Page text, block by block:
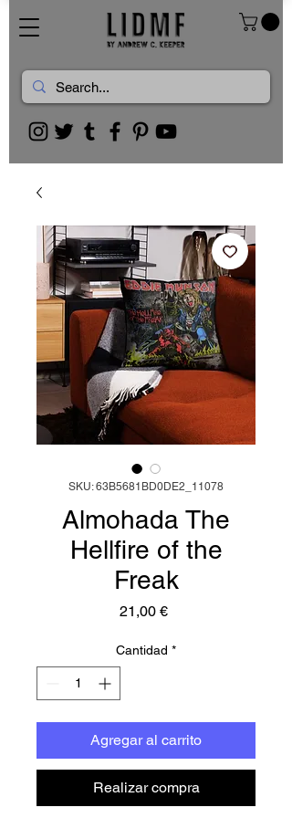
SKU: 63B5681BD0DE2_11078
Almohada The
Hellfire of the
Freak
21,00 €Precio
Cantidad *
Agregar al carrito
Realizar compra